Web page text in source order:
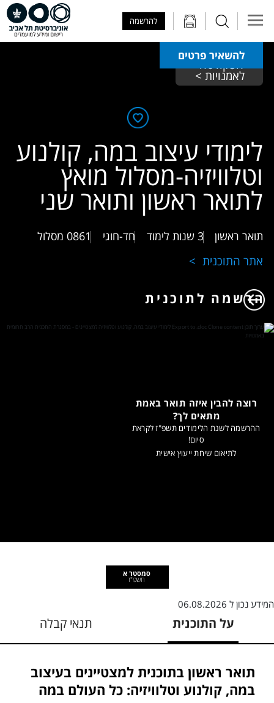
להרשמה
להשאיר פרטים
הפקולטה
לאמנויות >
לימודי עיצוב במה, קולנוע
וטלוויזיה-מסלול מואץ
לתואר ראשון ותואר שני
תואר ראשון 3 שנות לימוד חד-חוגי 0861 מסלול
אתר התוכנית
הרשמה לתוכנית
רוצה להבין איזה תואר באמת
מתאים לך?
ההרשמה לשנת הלימודים תשפ"ז לקראת
סיום!
לתיאום שיחת ייעוץ אישית
סמסטר א
תשפ"ז
המידע נכון ל 06.08.2026
על התוכנית תנאי קבלה
תואר ראשון בתוכנית למצטיינים בעיצוב
במה, קולנוע וטלוויזיה: כל העולם במה